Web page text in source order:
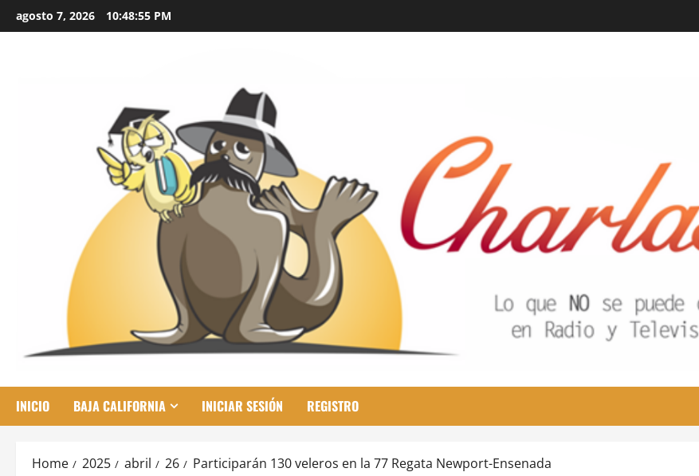
to
agosto 7, 2026 10:48:56 PM
INICIO BAJA CALIFORNIA INICIAR SESIÓN REGISTRO
Home 2025 abril 26 Participarán 130 veleros en la 77 Regata Newport-Ensenada